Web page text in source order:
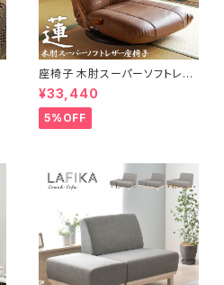
座椅子 木肘スーパーソフトレザ
ー座椅子 リクライニング回転座
椅子 座椅子 父の日 敬老の日
プレゼント 完成品
¥33,440
5%OFF